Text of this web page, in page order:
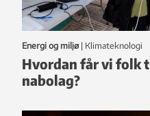
Energi og miljø | klimateknologi
Hvordan får vi folk
nabolag?